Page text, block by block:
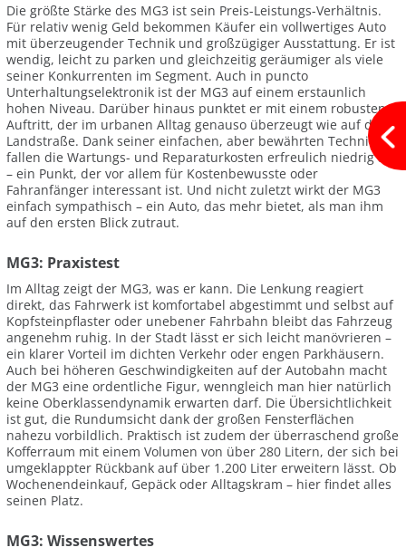
Die größte Stärke des MG3 ist sein Preis-Leistungs-Verhältnis.
Für relativ wenig Geld bekommen Käufer ein vollwertiges Auto
mit überzeugender Technik und großzügiger Ausstattung. Er ist
wendig, leicht zu parken und gleichzeitig geräumiger als viele
seiner Konkurrenten im Segment. Auch in puncto
Unterhaltungselektronik ist der MG3 auf einem erstaunlich
hohen Niveau. Darüber hinaus punktet er mit einem robusten
Auftritt, der im urbanen Alltag genauso überzeugt wie auf der
Landstraße. Dank seiner einfachen, aber bewährten Technik
fallen die Wartungs- und Reparaturkosten erfreulich niedrig aus
– ein Punkt, der vor allem für Kostenbewusste oder
Fahranfänger interessant ist. Und nicht zuletzt wirkt der MG3
einfach sympathisch – ein Auto, das mehr bietet, als man ihm
auf den ersten Blick zutraut.
MG3: Praxistest
Im Alltag zeigt der MG3, was er kann. Die Lenkung reagiert
direkt, das Fahrwerk ist komfortabel abgestimmt und selbst auf
Kopfsteinpflaster oder unebener Fahrbahn bleibt das Fahrzeug
angenehm ruhig. In der Stadt lässt er sich leicht manövrieren –
ein klarer Vorteil im dichten Verkehr oder engen Parkhäusern.
Auch bei höheren Geschwindigkeiten auf der Autobahn macht
der MG3 eine ordentliche Figur, wenngleich man hier natürlich
keine Oberklassendynamik erwarten darf. Die Übersichtlichkeit
ist gut, die Rundumsicht dank der großen Fensterflächen
nahezu vorbildlich. Praktisch ist zudem der überraschend große
Kofferraum mit einem Volumen von über 280 Litern, der sich bei
umgeklappter Rückbank auf über 1.200 Liter erweitern lässt. Ob
Wochenendeinkauf, Gepäck oder Alltagskram – hier findet alles
seinen Platz.
MG3: Wissenswertes